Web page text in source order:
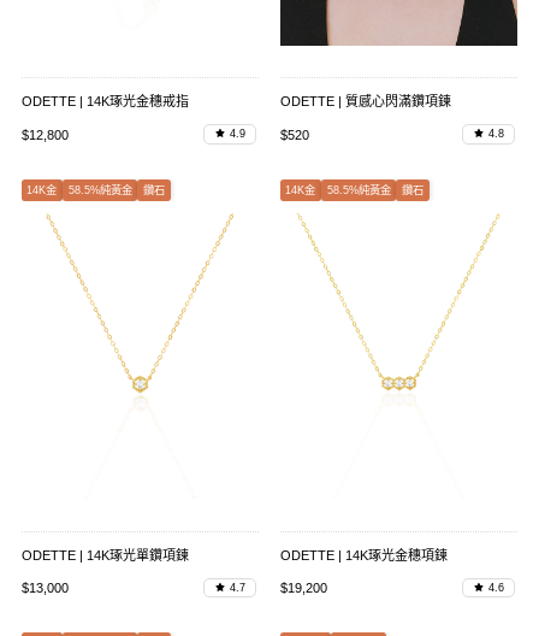
ODETTE | 14K琢光金穗戒指
$12,800 4.9
ODETTE | 質感心閃滿鑽項鍊
$520 4.8
14K金 58.5%純黃金 鑽石
ODETTE | 14K琢光單鑽項鍊
$13,000 4.7
14K金 58.5%純黃金 鑽石
ODETTE | 14K琢光金穗項鍊
$19,200 4.6